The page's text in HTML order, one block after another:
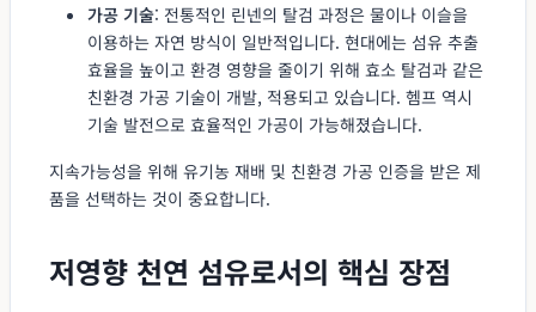
가공 기술: 전통적인 린넨의 탈검 과정은 물이나 이슬을
이용하는 자연 방식이 일반적입니다. 현대에는 섬유 추출
효율을 높이고 환경 영향을 줄이기 위해 효소 탈검과 같은
친환경 가공 기술이 개발, 적용되고 있습니다. 헴프 역시
기술 발전으로 효율적인 가공이 가능해졌습니다.
지속가능성을 위해 유기농 재배 및 친환경 가공 인증을 받은 제
품을 선택하는 것이 중요합니다.
저영향 천연 섬유로서의 핵심 장점